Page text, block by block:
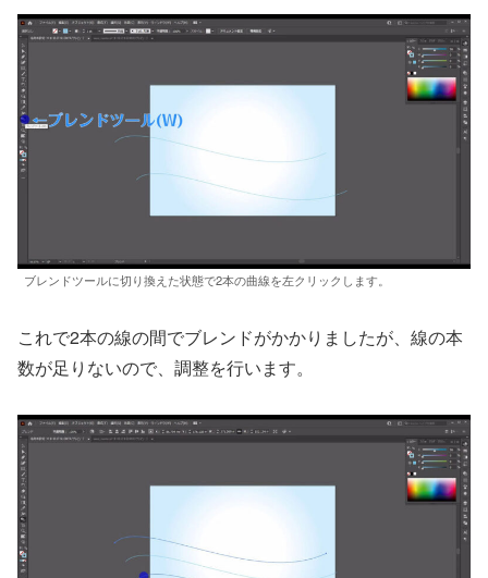
ブレンドツールに切り換えた状態で2本の曲線を左クリックします。
これで2本の線の間でブレンドがかかりましたが、線の本
数が足りないので、調整を行います。